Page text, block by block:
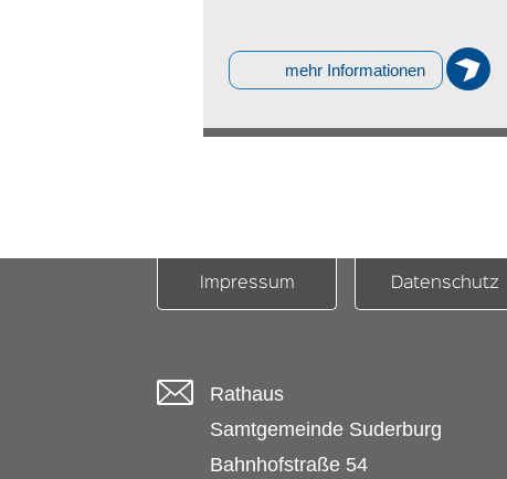
mehr Informationen
Impressum Datenschutz
Rathaus
Samtgemeinde Suderburg
Bahnhofstraße 54